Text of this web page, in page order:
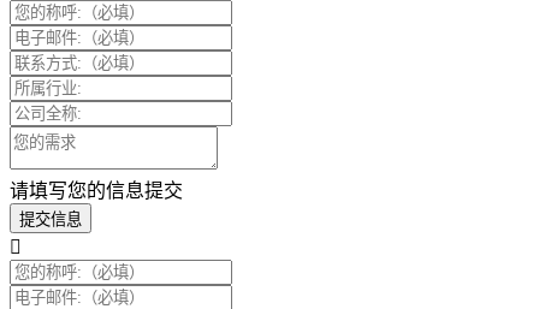
请填写您的信息提交
提交信息